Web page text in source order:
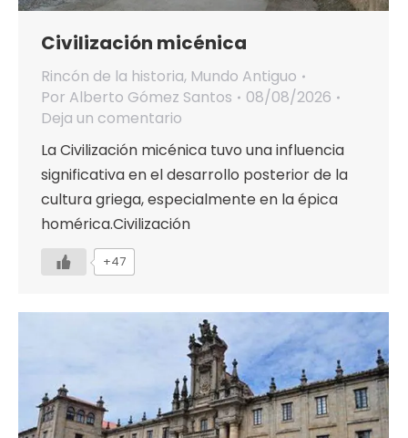
Civilización micénica
Rincón de la historia, Mundo Antiguo
Por Alberto Gómez Santos
08/08/2026
Deja un comentario
La Civilización micénica tuvo una influencia
significativa en el desarrollo posterior de la
cultura griega, especialmente en la épica
homérica.Civilización
+47